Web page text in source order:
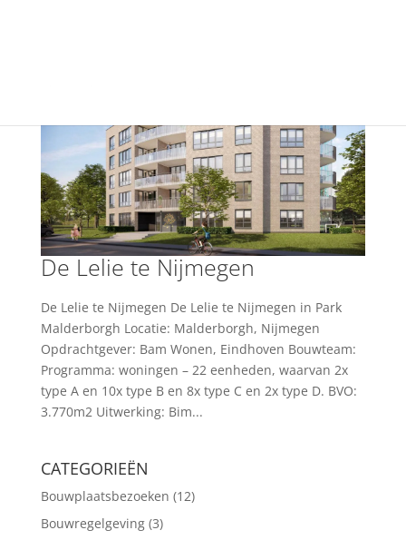
De Lelie te Nijmegen
De Lelie te Nijmegen De Lelie te Nijmegen in Park
Malderborgh Locatie: Malderborgh, Nijmegen
Opdrachtgever: Bam Wonen, Eindhoven Bouwteam:
Programma: woningen – 22 eenheden, waarvan 2x
type A en 10x type B en 8x type C en 2x type D. BVO:
3.770m2 Uitwerking: Bim...
CATEGORIEËN
Bouwplaatsbezoeken (12)
Bouwregelgeving(3)